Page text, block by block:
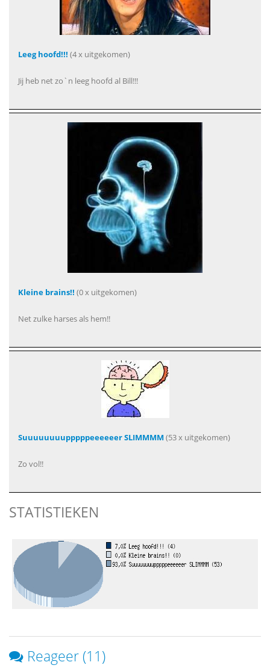
Leeg hoofd!!! (4 x uitgekomen)
Jij heb net zo`n leeg hoofd al Bill!!!
Kleine brains!! (0 x uitgekomen)
Net zulke harses als hem!!
Suuuuuuuupppppeeeeeer SLIMMMM (53 x uitgekomen)
Zo vol!!
STATISTIEKEN
Reageer (11)